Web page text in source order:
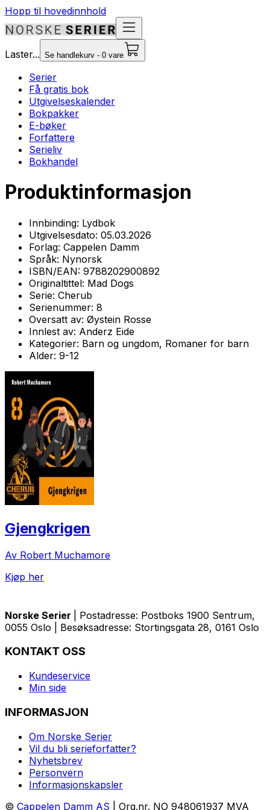
Hopp til hovedinnhold
Laster... Se handlekurv - 0 vare
Serier
Få gratis bok
Utgivelseskalender
Bokpakker
E-bøker
Forfattere
Serieliv
Bokhandel
Produktinformasjon
Innbinding: Lydbok
Utgivelsesdato: 05.03.2026
Forlag: Cappelen Damm
Språk: Nynorsk
ISBN/EAN: 9788202900892
Originaltittel: Mad Dogs
Serie: Cherub
Serienummer: 8
Oversatt av: Øystein Rosse
Innlest av: Anderz Eide
Kategorier: Barn og ungdom, Romaner for barn
Alder: 9-12
Gjengkrigen
Av Robert Muchamore
Kjøp her
Norske Serier
| Postadresse: Postboks 1900 Sentrum,
0055 Oslo | Besøksadresse: Stortingsgata 28, 0161 Oslo
KONTAKT OSS
Kundeservice
Min side
INFORMASJON
Om Norske Serier
Vil du bli serieforfatter?
Nyhetsbrev
Personvern
Informasjonskapsler
© Cappelen Damm AS | Org.nr. NO 948061937 MVA